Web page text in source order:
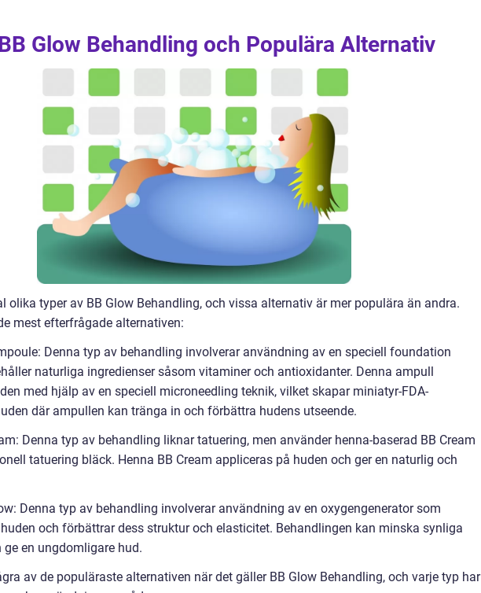
Glow Behandling och Populära Alternativ
olika typer av BB Glow Behandling, och vissa alternativ är mer populära än andra.
mest efterfrågade alternativen:
Denna typ av behandling involverar användning av en speciell foundation
naturliga ingredienser såsom vitaminer och antioxidanter. Denna ampull
med hjälp av en speciell microneedling teknik, vilket skapar miniatyr-FDA-
där ampullen kan tränga in och förbättra hudens utseende.
Denna typ av behandling liknar tatuering, men använder henna-baserad BB Cream
tatuering bläck. Henna BB Cream appliceras på huden och ger en naturlig och
Denna typ av behandling involverar användning av en oxygengenerator som
huden och förbättrar dess struktur och elasticitet. Behandlingen kan minska synliga
ge en ungdomligare hud.
av de populäraste alternativen när det gäller BB Glow Behandling, och varje typ har